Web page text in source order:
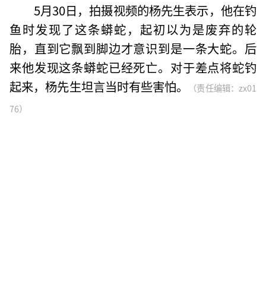
5月30日，拍摄视频的杨先生表示，他在钓
鱼时发现了这条蟒蛇，起初以为是废弃的轮
胎，直到它飘到脚边才意识到是一条大蛇。后
来他发现这条蟒蛇已经死亡。对于差点将蛇钓
起来，杨先生坦言当时有些害怕。
（责任编辑：zx01
76）